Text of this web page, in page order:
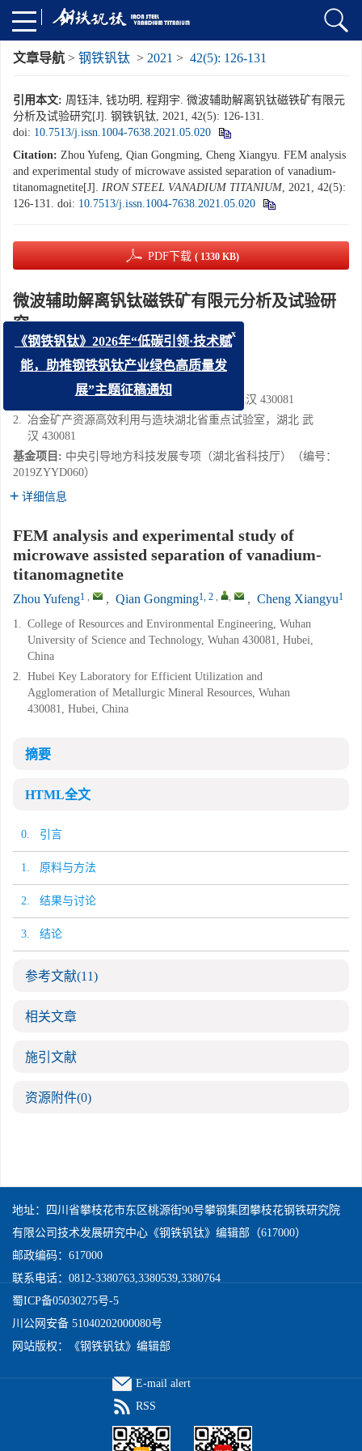
文章导航 > 钢铁钒钛 > 2021 > 42(5): 126-131
引用本文: 周钰沣, 钱功明, 程翔宇. 微波辅助解离钒钛磁铁矿有限元
分析及试验研究[J]. 钢铁钒钛, 2021, 42(5): 126-131.
doi: 10.7513/j.issn.1004-7638.2021.05.020
Citation: Zhou Yufeng, Qian Gongming, Cheng Xiangyu. FEM analysis
and experimental study of microwave assisted separation of vanadium-
titanomagnetite[J]. IRON STEEL VANADIUM TITANIUM, 2021, 42(5):
126-131. doi: 10.7513/j.issn.1004-7638.2021.05.020
PDF下载 ( 1330 KB)
微波辅助解离钒钛磁铁矿有限元分析及试验研
究
周钰沣1, , 钱功明1, 2, , , 程翔宇1
武汉科技大学资源与环境工程学院，湖北 武汉 430081
2. 冶金矿产资源高效利用与造块湖北省重点试验室，湖北 武
汉 430081
基金项目: 中央引导地方科技发展专项（湖北省科技厅）（编号：
2019ZYYD060）
详细信息
FEM analysis and experimental study of
microwave assisted separation of vanadium-
titanomagnetite
Zhou Yufeng1 , , Qian Gongming1, 2 , , , Cheng Xiangyu1
1. College of Resources and Environmental Engineering, Wuhan
University of Science and Technology, Wuhan 430081, Hubei,
China
2. Hubei Key Laboratory for Efficient Utilization and
Agglomeration of Metallurgic Mineral Resources, Wuhan
430081, Hubei, China
摘要
HTML全文
0. 引言
1. 原料与方法
2. 结果与讨论
3. 结论
参考文献(11)
相关文章
施引文献
资源附件(0)
地址：四川省攀枝花市东区桃源街90号攀钢集团攀枝花钢铁研究院
有限公司技术发展研究中心《钢铁钒钛》编辑部（617000）
邮政编码：617000
联系电话：0812-3380763,3380539,3380764
蜀ICP备05030275号-5
川公网安备 51040202000080号
网站版权：《钢铁钒钛》编辑部
E-mail alert
RSS
《钢铁钒钛》2026年“低碳引领·技术赋
能，助推钢铁钒钛产业绿色高质量发
展”主题征稿通知